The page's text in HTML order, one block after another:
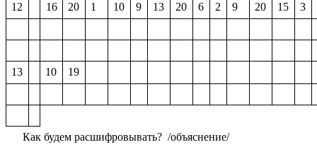
12 16 20 1 10 9 13 20 6 2 9 20 15 3
13 10 19
Как будем расшифровывать? /объяснение/